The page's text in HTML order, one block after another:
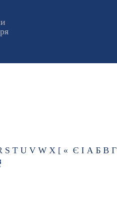
S T U V W X [ « Є І А Б В Г